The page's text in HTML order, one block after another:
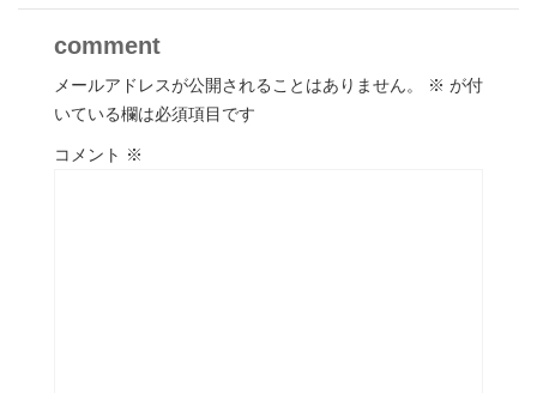
comment
メールアドレスが公開されることはありません。 ※ が付
いている欄は必須項目です
コメント ※